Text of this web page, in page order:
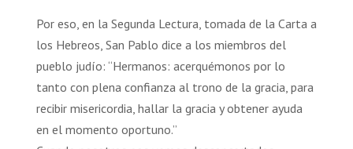
Por eso, en la Segunda Lectura, tomada de la Carta a
los Hebreos, San Pablo dice a los miembros del
pueblo judío: “Hermanos: acerquémonos por lo
tanto con plena confianza al trono de la gracia, para
recibir misericordia, hallar la gracia y obtener ayuda
en el momento oportuno.”